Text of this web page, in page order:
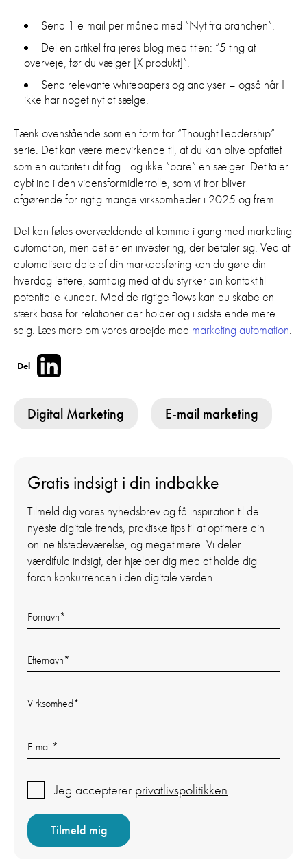
Send 1 e-mail per måned med “Nyt fra branchen”.
Del en artikel fra jeres blog med titlen: “5 ting at
overveje, før du vælger [X produkt]”.
Send relevante whitepapers og analyser – også når I
ikke har noget nyt at sælge.
Tænk ovenstående som en form for “Thought Leadership”-
serie. Det kan være medvirkende til, at du kan blive opfattet
som en autoritet i dit fag– og ikke “bare” en sælger. Det taler
dybt ind i den vidensformidlerrolle, som vi tror bliver
afgørende for rigtig mange virksomheder i 2025 og frem.
Det kan føles overvældende at komme i gang med marketing
automation, men det er en investering, der betaler sig. Ved at
automatisere dele af din markedsføring kan du gøre din
hverdag lettere, samtidig med at du styrker din kontakt til
potentielle kunder. Med de rigtige flows kan du skabe en
stærk base for relationer der holder og i sidste ende mere
salg. Læs mere om vores arbejde med marketing automation.
Del
Digital Marketing E-mail marketing
Gratis indsigt i din indbakke
Tilmeld dig vores nyhedsbrev og få inspiration til de
nyeste digitale trends, praktiske tips til at optimere din
online tilstedeværelse, og meget mere. Vi deler
værdifuld indsigt, der hjælper dig med at holde dig
foran konkurrencen i den digitale verden.
Fornavn*
Efternavn*
Virksomhed*
E-mail*
Jeg accepterer privatlivspolitikken